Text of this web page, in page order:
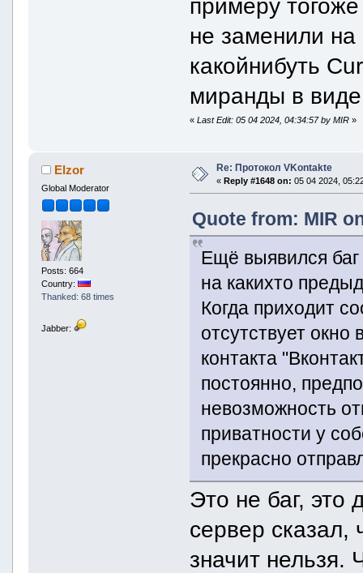
примеру
не заменили
какойнибуть
миранды в
«Last Edit: 05 04 2024, 04:34:57 by MIR »
Elzor
Global Moderator
Posts: 664
Country:
Thanked: 68 times
Jabber:
Re: Протокол VKontakte
« Reply #1648 on: 05 04 2024,
Quote from: MIR
Ещё выявился баг
на какихто
Когда приходит
отсутствует окно
контакта
постоянно,
невозможность
приватности у
прекрасно
Это не баг, это
сервер сказал,
значит нельзя.